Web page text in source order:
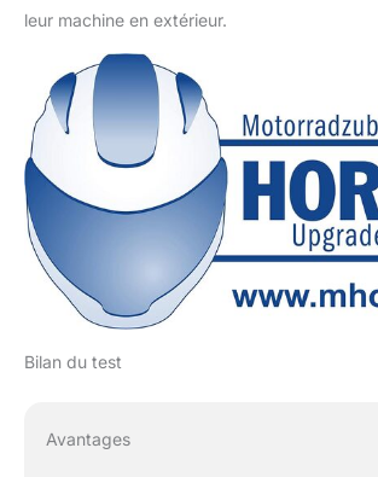
leur machine en extérieur.
Bilan du test
Avantages